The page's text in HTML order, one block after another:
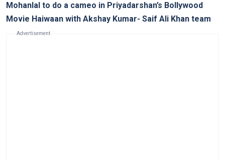
Mohanlal to do a cameo in Priyadarshan’s Bollywood
Movie Haiwaan with Akshay Kumar- Saif Ali Khan team
Advertisement